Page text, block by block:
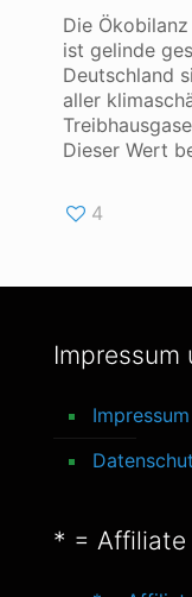
Die
ist gelinde
Deutschland
aller
Dieser Wert
4
Impressum
* = Affiliate